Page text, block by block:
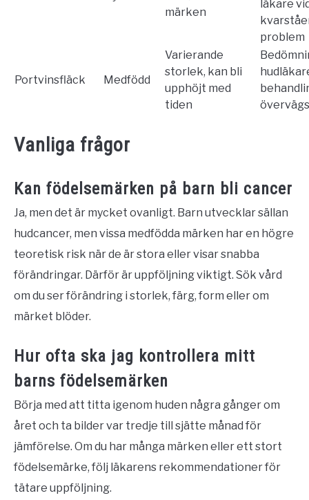
märken
läkare
problem
Portvinsfläck Medfödd
Varierande
storlek, kan bli
upphöjt med
tiden
övervägs
Vanliga frågor
Kan födelsemärken på barn bli cancer
Ja, men det är mycket ovanligt. Barn utvecklar sällan
hudcancer, men vissa medfödda märken har en högre
teoretisk risk när de är stora eller visar snabba
förändringar. Därför är uppföljning viktigt. Sök vård
om du ser förändring i storlek, färg, form eller om
märket blöder.
Hur ofta ska jag kontrollera mitt
barns födelsemärken
Börja med att titta igenom huden några gånger om
året och ta bilder var tredje till sjätte månad för
jämförelse. Om du har många märken eller ett stort
födelsemärke, följ läkarens rekommendationer för
tätare uppföljning.